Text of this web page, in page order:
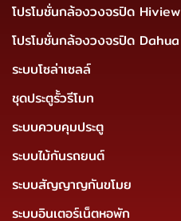
โปรโมชั่นกล้องวงจรปิด Hiview
โปรโมชั่นกล้องวงจรปิด Dahua
ระบบโซล่าเซลล์
ชุดประตูรั้วรีโมท
ระบบควบคุมประตู
ระบบไม้กันรถยนต์
ระบบสัญญาญกันขโมย
ระบบอินเตอร์เน็ตหอพัก